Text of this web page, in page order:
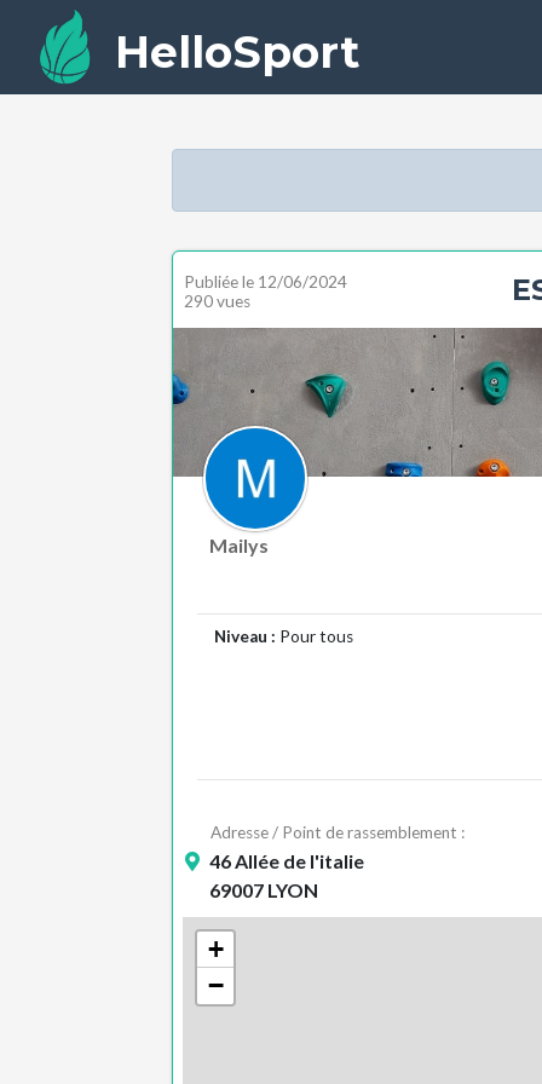
HelloSport
Publiée le 12/06/2024
290 vues
Mailys
Niveau : Pour tous
Adresse / Point de rassemblement :
46 Allée de l'italie
69007 LYON
+
−